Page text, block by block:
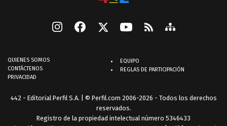
QUIENES SOMOS
CONTÁCTENOS
PRIVACIDAD
EQUIPO
REGLAS DE PARTICIPACIÓN
442 - Editorial Perfil S.A. | © Perfil.com 2006-2026 - Todos los derechos
reservados.
Registro de la propiedad intelectual número 5346433